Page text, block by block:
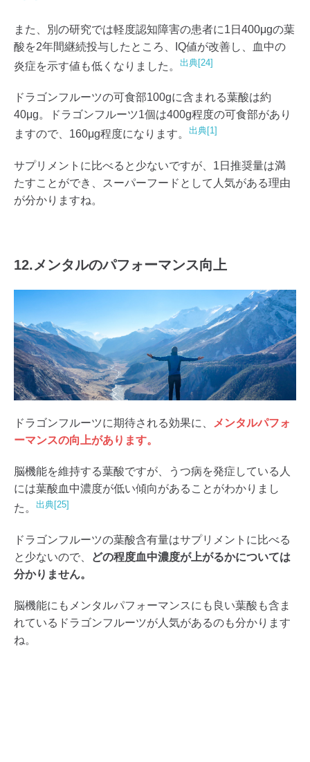
また、別の研究では軽度認知障害の患者に1日400μgの葉
酸を2年間継続投与したところ、IQ値が改善し、血中の
炎症を示す値も低くなりました。 出典[24]
ドラゴンフルーツの可食部100gに含まれる葉酸は約
40μg。ドラゴンフルーツ1個は400g程度の可食部があり
ますので、160μg程度になります。 出典[1]
サプリメントに比べると少ないですが、1日推奨量は満
たすことができ、スーパーフードとして人気がある理由
が分かりますね。
12.メンタルのパフォーマンス向上
ドラゴンフルーツに期待される効果に、
メンタルパフォ
ーマンスの向上があります。
脳機能を維持する葉酸ですが、うつ病を発症している人
には葉酸血中濃度が低い傾向があることがわかりまし
た。 出典[25]
ドラゴンフルーツの葉酸含有量はサプリメントに比べる
と少ないので、
どの程度血中濃度が上がるかについては
分かりません。
脳機能にもメンタルパフォーマンスにも良い葉酸も含ま
れているドラゴンフルーツが人気があるのも分かります
ね。